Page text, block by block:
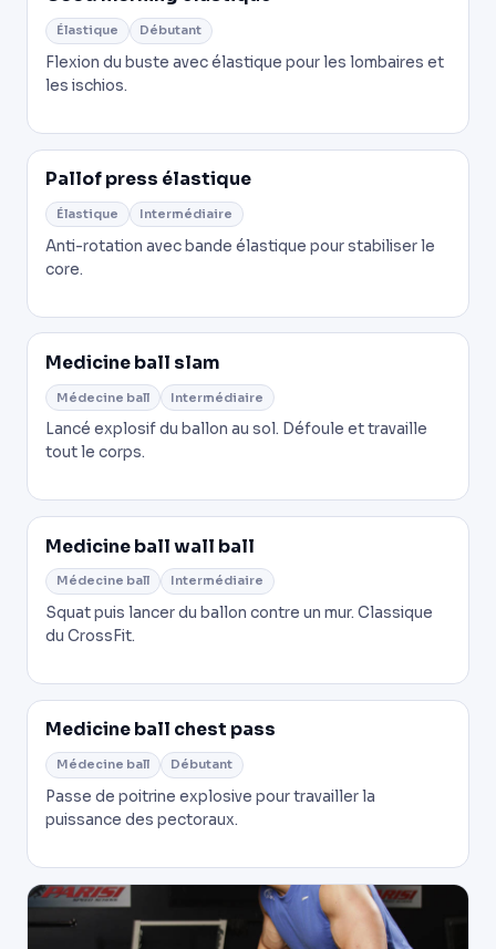
Élastique Débutant
Flexion du buste avec élastique pour les lombaires et
les ischios.
Pallof press élastique
Élastique Intermédiaire
Anti-rotation avec bande élastique pour stabiliser le
core.
Medicine ball slam
Médecine ball Intermédiaire
Lancé explosif du ballon au sol. Défoule et travaille
tout le corps.
Medicine ball wall ball
Médecine ball Intermédiaire
Squat puis lancer du ballon contre un mur. Classique
du CrossFit.
Medicine ball chest pass
Médecine ball Débutant
Passe de poitrine explosive pour travailler la
puissance des pectoraux.